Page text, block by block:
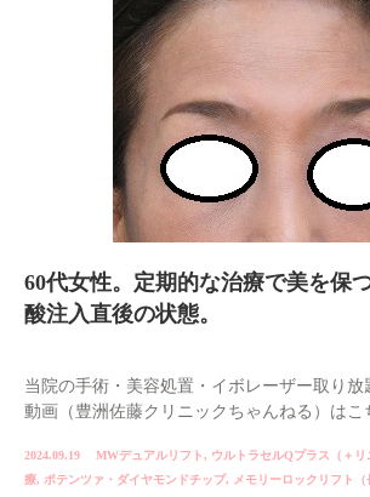
60代女性。定期的な治療で美を保
酸注入直後の状態。
当院の手術・美容処置・イボレーザー取り
動画（豊洲佐藤クリニックちゃんねる）はこ
2024.09.19 MWデュアルリフト, ウルトラセルQプラス（＋リ
療, ポテンツァ・ダイヤモンドチップ, メモリーロックリフト（